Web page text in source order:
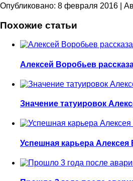
Опубликовано: 8 февраля 2016 |
Похожие статьи
Алексей Воробьев
Значение татуировок
Успешная карьера